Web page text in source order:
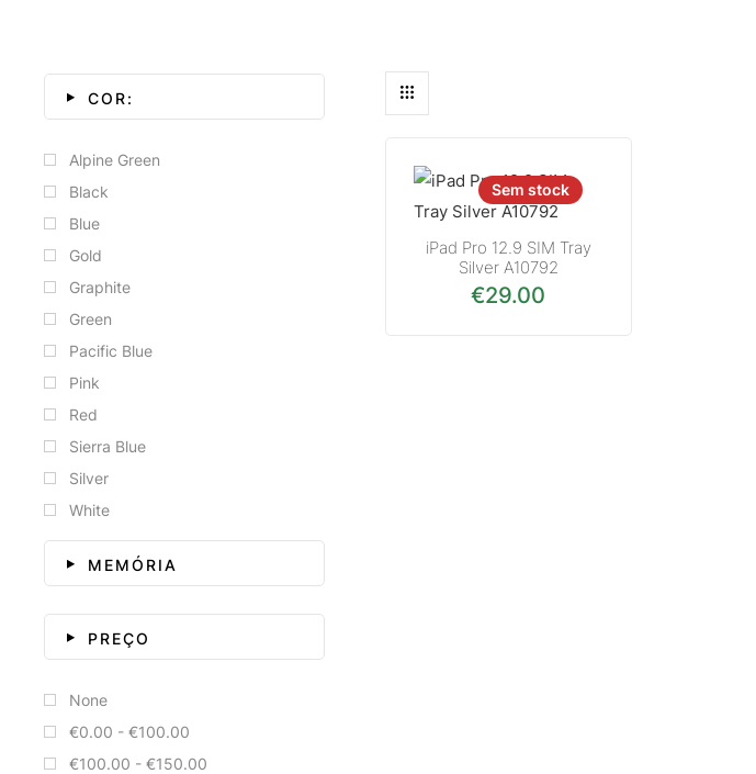
Sem stock
iPad Pro 12.9 SIM Tray
Silver A10792
€29.00
COR:
Alpine Green
Black
Blue
Gold
Graphite
Green
Pacific Blue
Pink
Red
Sierra Blue
Silver
White
MEMÓRIA
PREÇO
None
€0.00 - €100.00
€100.00 - €150.00